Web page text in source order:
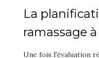
La
ramassage
Une fois l'évaluation